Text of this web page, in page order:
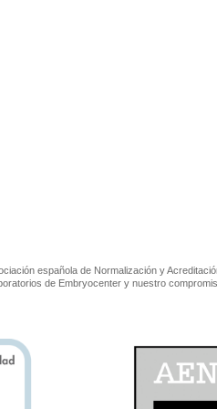
española de Normalización y
de Embryocenter y nuestro